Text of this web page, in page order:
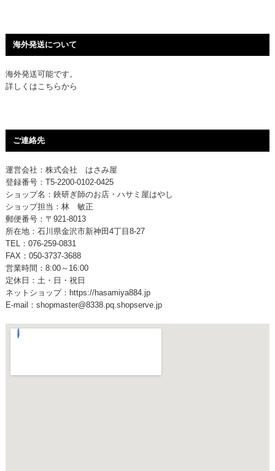
海外発送について
海外発送可能です。
詳しくはこちらから
ご連絡先
運営会社：株式会社 はさみ屋
登録番号：T5-2200-0102-0425
ショップ名：鋏研ぎ師のお店・ハサミ屋はやし
ショップ担当：林 敏正
郵便番号：〒921-8013
所在地：石川県金沢市新神田4丁目8-27
TEL：076-259-0831
FAX：050-3737-3688
営業時間：8:00～16:00
定休日：土・日・祝日
ネットショップ： https://hasamiya884.jp
E-mail：shopmaster@8338.pq.shopserve.jp